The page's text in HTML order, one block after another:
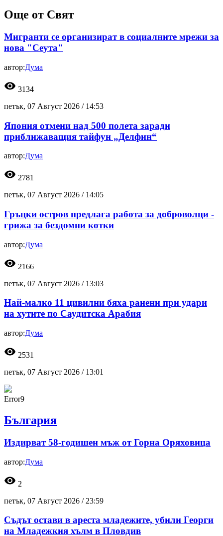
Още от Свят
Мигранти се организират в социалните мрежи за
нова "Сеута"
автор:Дума
visibility 3134
петък, 07 Август 2026 / 14:53
Япония отмени над 500 полета заради
приближаващия тайфун „Делфин“
автор:Дума
visibility 2781
петък, 07 Август 2026 / 14:05
Гръцки остров предлага работа за доброволци -
грижа за бездомни котки
автор:Дума
visibility 2166
петък, 07 Август 2026 / 13:03
Най-малко 11 цивилни бяха ранени при удари
на хутите по Саудитска Арабия
автор:Дума
visibility 2531
петък, 07 Август 2026 / 13:01
Error9
България
Издирват 58-годишен мъж от Горна Оряховица
автор:Дума
visibility 2
петък, 07 Август 2026 / 23:59
Съдът остави в ареста младежите, убили Георги
на Младежкия хълм в Пловдив